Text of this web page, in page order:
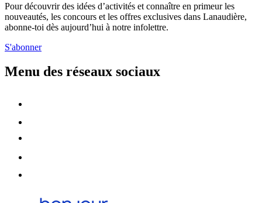
Pour découvrir des idées d’activités et connaître en primeur les
nouveautés, les concours et les offres exclusives dans Lanaudière,
abonne-toi dès aujourd’hui à notre infolettre.
S'abonner
Menu des réseaux sociaux